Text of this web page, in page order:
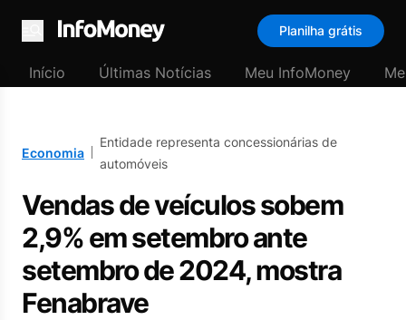
Menu
Planilha grátis
Início Últimas Notícias Meu InfoMoney
Economia
Entidade representa concessionárias de
automóveis
Vendas de veículos sobem
2,9% em setembro ante
setembro de 2024, mostra
Fenabrave